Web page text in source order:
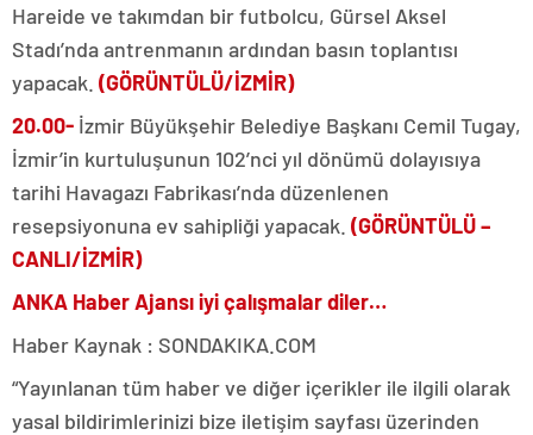
Hareide ve takımdan bir futbolcu, Gürsel Aksel
Stadı’nda antrenmanın ardından basın toplantısı
yapacak. (GÖRÜNTÜLÜ/İZMİR)
20.00- İzmir Büyükşehir Belediye Başkanı Cemil Tugay,
İzmir’in kurtuluşunun 102’nci yıl dönümü dolayısıya
tarihi Havagazı Fabrikası’nda düzenlenen
resepsiyonuna ev sahipliği yapacak. (GÖRÜNTÜLÜ –
CANLI/İZMİR)
ANKA Haber Ajansı iyi çalışmalar diler…
Haber Kaynak : SONDAKIKA.COM
“Yayınlanan tüm haber ve diğer içerikler ile ilgili olarak
yasal bildirimlerinizi bize iletişim sayfası üzerinden